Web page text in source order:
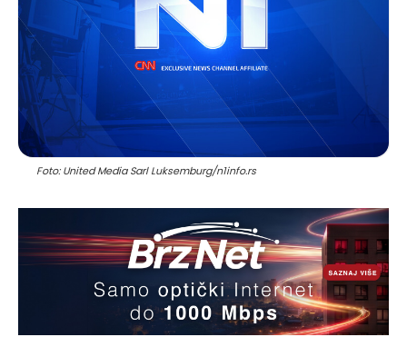
Foto: United Media Sarl Luksemburg/n1info.rs